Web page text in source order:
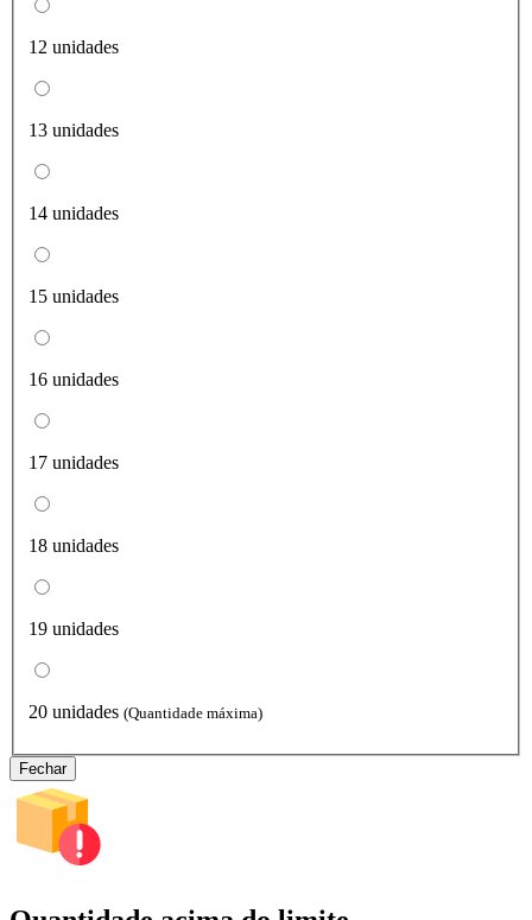
12 unidades
13 unidades
14 unidades
15 unidades
16 unidades
17 unidades
18 unidades
19 unidades
20 unidades (Quantidade máxima)
Fechar